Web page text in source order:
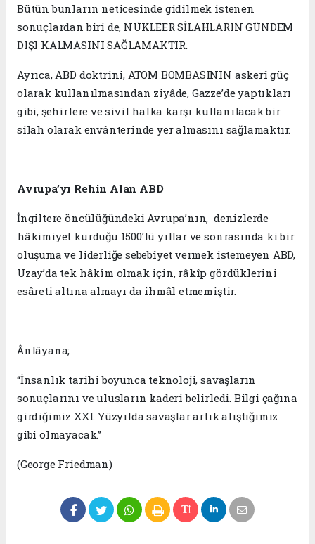
Bütün bunların neticesinde gidilmek istenen
sonuçlardan biri de, NÜKLEER SİLAHLARIN GÜNDEM
DIŞI KALMASINI SAĞLAMAKTIR.
Ayrıca, ABD doktrini, ATOM BOMBASININ askerî güç
olarak kullanılmasından ziyâde, Gazze’de yaptıkları
gibi, şehirlere ve sivil halka karşı kullanılacak bir
silah olarak envânterinde yer almasını sağlamaktır.
Avrupa’yı Rehin Alan ABD
İngiltere öncülüğündeki Avrupa’nın, denizlerde
hâkimiyet kurduğu 1500’lü yıllar ve sonrasında ki bir
oluşuma ve liderliğe sebebîyet vermek istemeyen ABD,
Uzay’da tek hâkîm olmak için, râkîp gördüklerini
esâreti altına almayı da ihmâl etmemiştir.
Ânlâyana;
“İnsanlık tarihi boyunca teknoloji, savaşların
sonuçlarını ve ulusların kaderi belirledi. Bilgi çağına
girdiğimiz XXI. Yüzyılda savaşlar artık alıştığımız
gibi olmayacak.”
(George Friedman)